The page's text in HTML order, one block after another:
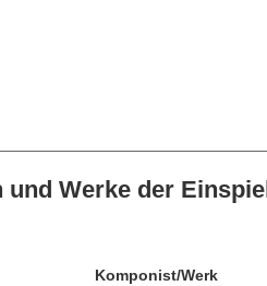
und Werke der
Komponist/Werk